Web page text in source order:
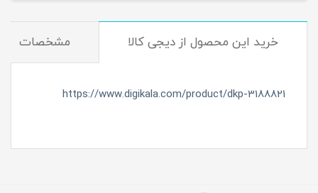
خرید این محصول از دیجی کالا مشخصات
https://www.digikala.com/product/dkp-3188821